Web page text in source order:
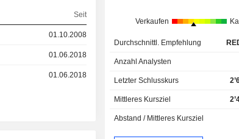
Seit
01.10.2008
01.06.2018
01.06.2018
Verkaufen
Durchschnittl. Empfehlung
Anzahl Analysten
Letzter Schlusskurs
Mittleres Kursziel
Abstand / Mittleres Kursziel